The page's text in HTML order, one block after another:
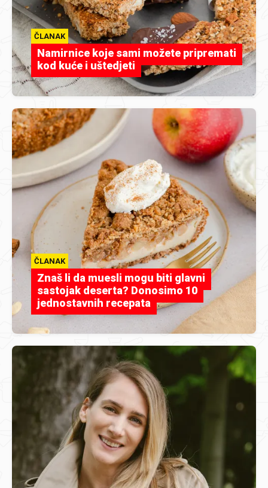
ČLANAK
Namirnice koje sami možete pripremati
kod kuće i uštedjeti
ČLANAK
Znaš li da muesli mogu biti glavni
sastojak deserta? Donosimo 10
jednostavnih recepata